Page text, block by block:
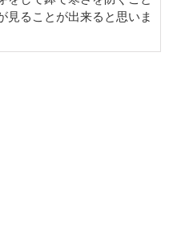
見ることが出来ると思いま